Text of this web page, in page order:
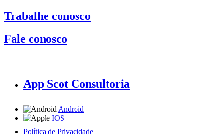
Trabalhe conosco
Fale conosco
App Scot Consultoria
Android
IOS
Política de Privacidade